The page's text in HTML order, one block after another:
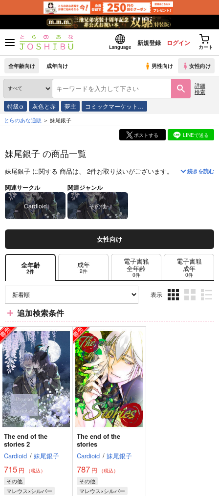
Language
新規登録 ログイン
カート
全年齢向け 成年向け 男性向け 女性向け
詳細
検索
特級α 灰色と赤 夢主 コミックマーケット…
とらのあな通販 妹尾銀子
ポストする LINEで送る
妹尾銀子 の商品一覧
妹尾銀子 に関する 商品は、 2件お取り扱いがございます。 「The end of
続きを読む
関連サークル
Cardioid
関連ジャンル
その他
女性向け
全年齢
2件
成年
2件
電子書籍
全年齢
0件
電子書籍
成年
0件
表示
ム
ム
ム
追加検索条件
The end of the
stories 2
Cardioid / 妹尾銀子
715 円 （税込）
その他
マレウス×シルバー
The end of the
stories
Cardioid / 妹尾銀子
787 円 （税込）
その他
マレウス×シルバー